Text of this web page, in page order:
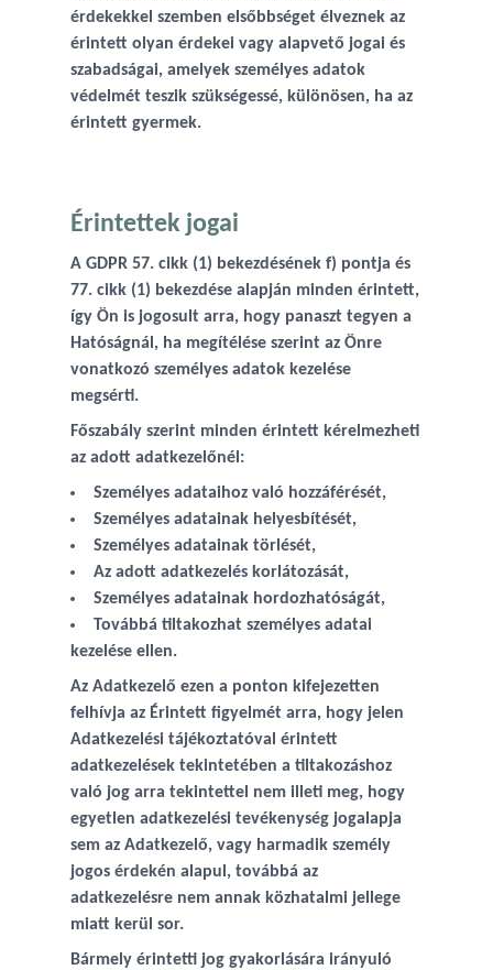
érdekekkel szemben elsőbbséget élveznek az
érintett olyan érdekei vagy alapvető jogai és
szabadságai, amelyek személyes adatok
védelmét teszik szükségessé, különösen, ha az
érintett gyermek.
Érintettek jogai
A GDPR 57. cikk (1) bekezdésének f) pontja és
77. cikk (1) bekezdése alapján minden érintett,
így Ön is jogosult arra, hogy panaszt tegyen a
Hatóságnál, ha megítélése szerint az Önre
vonatkozó személyes adatok kezelése
megsérti.
Főszabály szerint minden érintett kérelmezheti
az adott adatkezelőnél:
Személyes adataihoz való hozzáférését,
Személyes adatainak helyesbítését,
Személyes adatainak törlését,
Az adott adatkezelés korlátozását,
Személyes adatainak hordozhatóságát,
Továbbá tiltakozhat személyes adatai
kezelése ellen.
Az Adatkezelő ezen a ponton kifejezetten
felhívja az Érintett figyelmét arra, hogy jelen
Adatkezelési tájékoztatóval érintett
adatkezelések tekintetében a tiltakozáshoz
való jog arra tekintettel nem illeti meg, hogy
egyetlen adatkezelési tevékenység jogalapja
sem az Adatkezelő, vagy harmadik személy
jogos érdekén alapul, továbbá az
adatkezelésre nem annak közhatalmi jellege
miatt kerül sor.
Bármely érintetti jog gyakorlására irányuló